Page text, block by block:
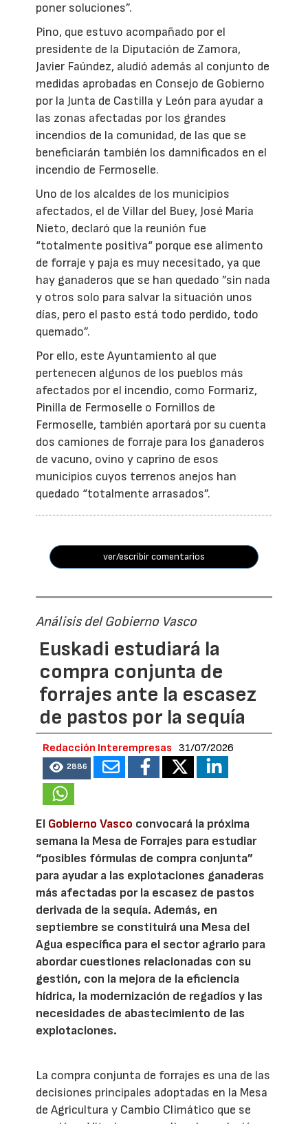
poner soluciones”.
Pino, que estuvo acompañado por el
presidente de la Diputación de Zamora,
Javier Faúndez, aludió además al conjunto de
medidas aprobadas en Consejo de Gobierno
por la Junta de Castilla y León para ayudar a
las zonas afectadas por los grandes
incendios de la comunidad, de las que se
beneficiarán también los damnificados en el
incendio de Fermoselle.
Uno de los alcaldes de los municipios
afectados, el de Villar del Buey, José María
Nieto, declaró que la reunión fue
“totalmente positiva“ porque ese alimento
de forraje y paja es muy necesitado, ya que
hay ganaderos que se han quedado ”sin nada
y otros solo para salvar la situación unos
días, pero el pasto está todo perdido, todo
quemado”.
Por ello, este Ayuntamiento al que
pertenecen algunos de los pueblos más
afectados por el incendio, como Formariz,
Pinilla de Fermoselle o Fornillos de
Fermoselle, también aportará por su cuenta
dos camiones de forraje para los ganaderos
de vacuno, ovino y caprino de esos
municipios cuyos terrenos anejos han
quedado “totalmente arrasados”.
ver/escribir comentarios
Análisis del Gobierno Vasco
Euskadi estudiará la
compra conjunta de
forrajes ante la escasez
de pastos por la sequía
Redacción Interempresas 31/07/2026
2886
El Gobierno Vasco convocará la próxima
semana la Mesa de Forrajes para estudiar
“posibles fórmulas de compra conjunta”
para ayudar a las explotaciones ganaderas
más afectadas por la escasez de pastos
derivada de la sequía. Además, en
septiembre se constituirá una Mesa del
Agua específica para el sector agrario para
abordar cuestiones relacionadas con su
gestión, con la mejora de la eficiencia
hídrica, la modernización de regadíos y las
necesidades de abastecimiento de las
explotaciones.
La compra conjunta de forrajes es una de las
decisiones principales adoptadas en la Mesa
de Agricultura y Cambio Climático que se